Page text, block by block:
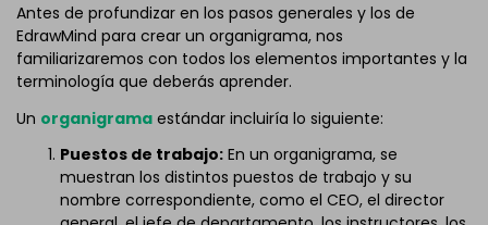
Antes de profundizar en los pasos generales y los de
EdrawMind para crear un organigrama, nos
familiarizaremos con todos los elementos importantes y la
terminología que deberás aprender.
Un organigrama estándar incluiría lo siguiente:
Puestos de trabajo: En un organigrama, se
muestran los distintos puestos de trabajo y su
nombre correspondiente, como el CEO, el director